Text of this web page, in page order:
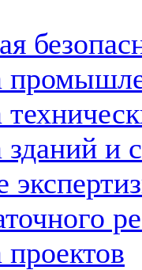
зданий и
проектов